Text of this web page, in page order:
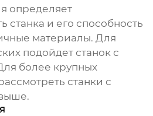
определяет
станка и его способность
материалы. Для
подойдет станок с
более крупных
станки с